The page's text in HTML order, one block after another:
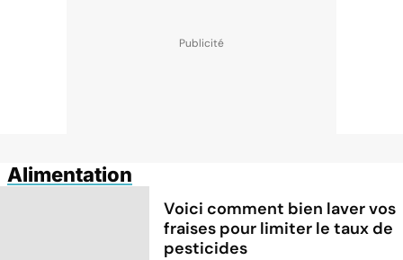
Alimentation
Voici comment bien laver vos
fraises pour limiter le taux de
pesticides